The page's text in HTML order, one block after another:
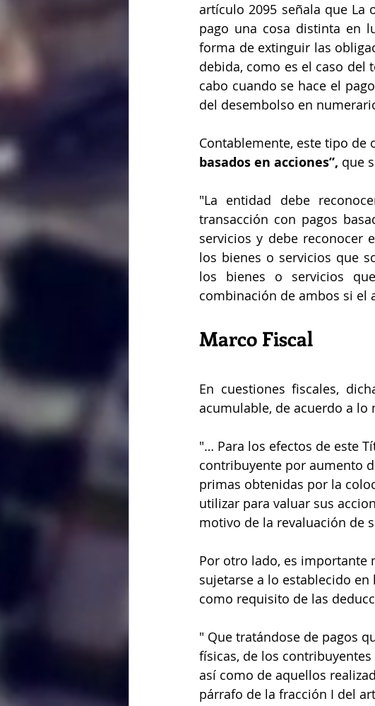
artículo 2095 señala que La
pago una cosa distinta en
forma de extinguir las
debida, como es el caso del
cabo cuando se hace el
del desembolso en
Contablemente, este tipo de
basados en acciones”, que
"La entidad debe
transacción con pagos
servicios y debe reconocer
los bienes o servicios que
los bienes o servicios
combinación de ambos si el
Marco Fiscal
En cuestiones fiscales,
acumulable, de acuerdo a lo
"… Para los efectos de este
contribuyente por aumento
primas obtenidas por la
utilizar para valuar sus
motivo de la revaluación de
Por otro lado, es importante
sujetarse a lo establecido en
como requisito de las
" Que tratándose de pagos
físicas, de los contribuyentes
así como de aquellos
párrafo de la fracción I del